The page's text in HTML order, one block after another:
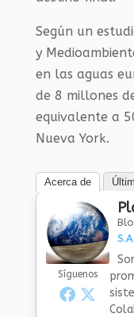
Según un
y
en las aguas
de 8 millones
equivalente a
Nueva York.
Acerca de
Síguenos